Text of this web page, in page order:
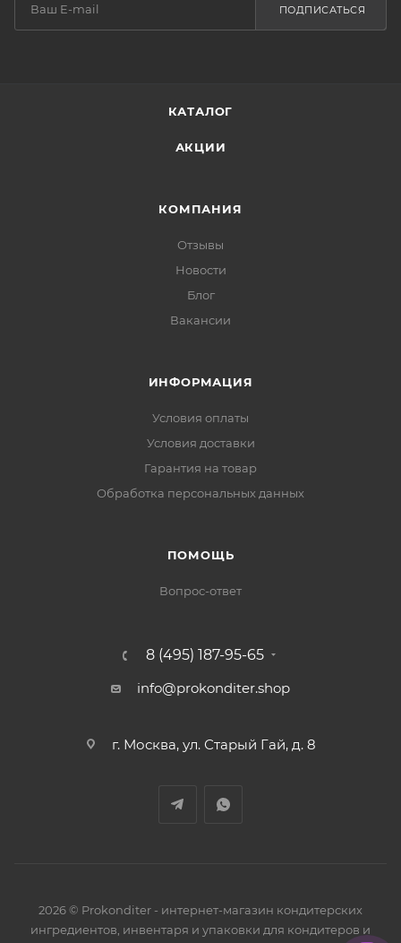
ПОДПИСАТЬСЯ
КАТАЛОГ
АКЦИИ
КОМПАНИЯ
Отзывы
Новости
Блог
Вакансии
ИНФОРМАЦИЯ
Условия оплаты
Условия доставки
Гарантия на товар
Обработка персональных данных
ПОМОЩЬ
Вопрос-ответ
8 (495) 187-95-65
info@prokonditer.shop
г. Москва, ул. Старый Гай, д. 8
2026 © Prokonditer - интернет-магазин кондитерских
ингредиентов, инвентаря и упаковки для кондитеров и